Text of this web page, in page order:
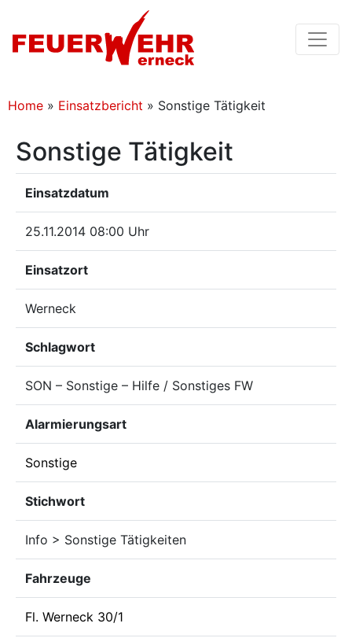
Home » Einsatzbericht » Sonstige Tätigkeit
Sonstige Tätigkeit
Einsatzdatum
25.11.2014 08:00 Uhr
Einsatzort
Werneck
Schlagwort
SON – Sonstige – Hilfe / Sonstiges FW
Alarmierungsart
Sonstige
Stichwort
Info > Sonstige Tätigkeiten
Fahrzeuge
Fl. Werneck 30/1